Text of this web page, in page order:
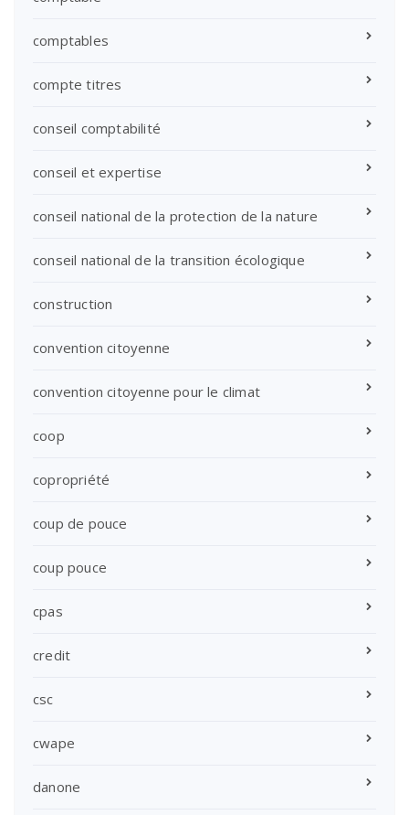
comptables
compte titres
conseil comptabilité
conseil et expertise
conseil national de la protection de la nature
conseil national de la transition écologique
construction
convention citoyenne
convention citoyenne pour le climat
coop
copropriété
coup de pouce
coup pouce
cpas
credit
csc
cwape
danone